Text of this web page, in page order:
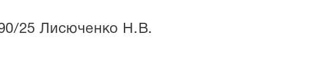
25 Лисюченко Н.В.